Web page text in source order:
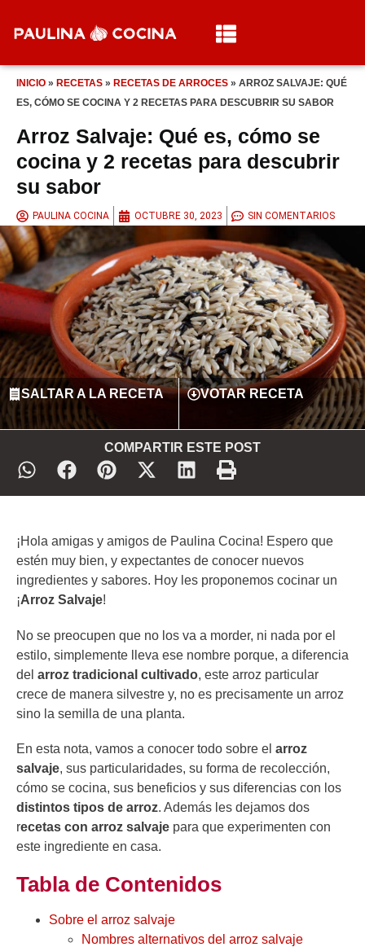
INICIO » RECETAS » RECETAS DE ARROCES » ARROZ SALVAJE: QUÉ
ES, CÓMO SE COCINA Y 2 RECETAS PARA DESCUBRIR SU SABOR
Arroz Salvaje: Qué es, cómo se
cocina y 2 recetas para descubrir
su sabor
PAULINA COCINA OCTUBRE 30, 2023 SIN COMENTARIOS
SALTAR A LA RECETA VOTAR RECETA
COMPARTIR ESTE POST
¡Hola amigas y amigos de Paulina Cocina! Espero que
estén muy bien, y expectantes de conocer nuevos
ingredientes y sabores. Hoy les proponemos cocinar un
¡Arroz Salvaje!
No se preocupen que no los va a morder, ni nada por el
estilo, simplemente lleva ese nombre porque, a diferencia
del arroz tradicional cultivado, este arroz particular
crece de manera silvestre y, no es precisamente un arroz
sino la semilla de una planta.
En esta nota, vamos a conocer todo sobre el arroz
salvaje, sus particularidades, su forma de recolección,
cómo se cocina, sus beneficios y sus diferencias con los
distintos tipos de arroz. Además les dejamos dos
recetas con arroz salvaje para que experimenten con
este ingrediente en casa.
Tabla de Contenidos
Sobre el arroz salvaje
Nombres alternativos del arroz salvaje